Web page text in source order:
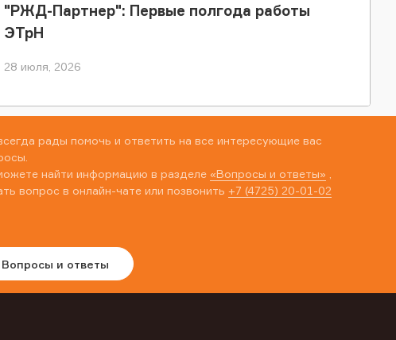
"РЖД-Партнер": Первые полгода работы
ЭТрН
28 июля, 2026
рады помочь и ответить на все интересующие вас
найти информацию в разделе «Вопросы и ответы»
вопрос в онлайн-чате или позвонить +7 (4725) 20-01-02
Вопросы и ответы